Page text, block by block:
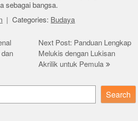
sebagai bangsa.
Categories: Budaya
Next Post: Panduan Lengkap
Melukis dengan Lukisan
Akrilik untuk Pemula
Search